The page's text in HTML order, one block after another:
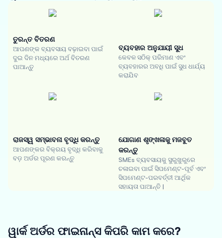
ତୁରନ୍ତ ବିତରଣ
ଆପଣଙ୍କ ବ୍ୟବସାୟ ବଢ଼ାଇବା ପାଇଁ
ଦୁଇ ଦିନ ମଧ୍ୟରେ ଅର୍ଥ ବିତରଣ
ପାଆନ୍ତୁ
ବ୍ୟବହାର ଅନୁଯାୟୀ ସୁଧ
କେବଳ ସଠିକ୍ ପରିମାଣ ଏବଂ
ବ୍ୟବହାରର ଅବଧି ପାଇଁ ସୁଧ ଧାର୍ଯ୍ୟ
କରାଯିବ
ରାଜସ୍ୱ ସମ୍ଭାବନା ବୃଦ୍ଧି କରନ୍ତୁ
ଆପଣଙ୍କର ବିକ୍ରୟ ବୃଦ୍ଧି କରିବାକୁ
ବଡ଼ ଅର୍ଡର ପୂରଣ କରନ୍ତୁ
ଯୋଗାଣ ଶୃଙ୍ଖଳାକୁ ମଜବୁତ
କରନ୍ତୁ
SMEs ବ୍ୟବସାୟକୁ ସୁରୁଖୁରୁରେ
ଚଳାଇବା ପାଇଁ ସିପମେଣ୍ଟ-ପୂର୍ବ ଏବଂ
ସିପମେଣ୍ଟ-ପରବର୍ତ୍ତୀ ଆର୍ଥିକ
ସହାୟତା ପାଆନ୍ତି |
ୱାର୍କ ଅର୍ଡର ଫାଇନାନ୍ସ କିପରି କାମ କରେ?